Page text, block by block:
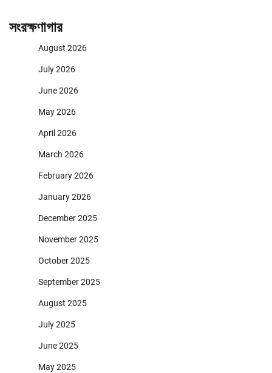
সংরক্ষণাগার
August 2026
July 2026
June 2026
May 2026
April 2026
March 2026
February 2026
January 2026
December 2025
November 2025
October 2025
September 2025
August 2025
July 2025
June 2025
May 2025